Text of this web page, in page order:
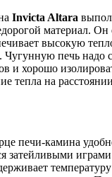
Invicta Altara
материал. Он
высокую
печь надо
и хорошо
тепла на
печи-камина
затейливыми